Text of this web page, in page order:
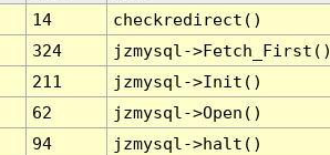
14
checkredirect()
324
jzmysql-
211
jzmysql->Init()
62
jzmysql->Open()
94
jzmysql->halt()